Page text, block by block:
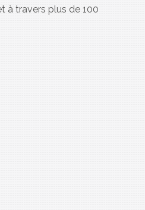
à travers plus de 100